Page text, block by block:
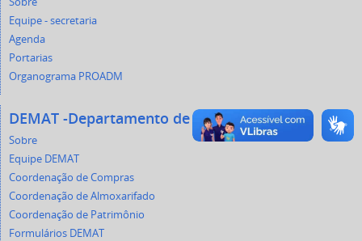
Equipe - secretaria
Agenda
Portarias
Organograma PROADM
DEMAT -Departamento de Materiais
Sobre
Equipe DEMAT
Coordenação de Compras
Coordenação de Almoxarifado
Coordenação de Patrimônio
Formulários DEMAT